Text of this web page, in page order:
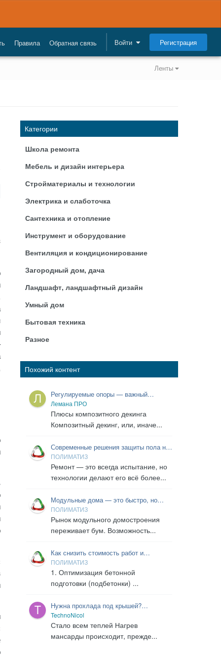
Правила Обратная связь Войти Регистрация
Ленты
Категории
Школа ремонта
Мебель и дизайн интерьера
Стройматериалы и технологии
Электрика и слаботочка
Сантехника и отопление
Инструмент и оборудование
Вентиляция и кондиционирование
Загородный дом, дача
Ландшафт, ландшафтный дизайн
Умный дом
Бытовая техника
Разное
Похожий контент
Регулируемые опоры — важный
элемент для установки террасы своими
руками
Лемана ПРО
Плюсы композитного декинга
Композитный декинг, или, иначе...
Современные решения защиты пола на
время ремонта
ПОЛИМАТИЗ
Ремонт — это всегда испытание, но
технологии делают его всё более...
Модульные дома — это быстро, но
надежно ли? Разбираем «начинку»:
кровельный пирог и магию мембран
ПОЛИМАТИЗ
Рынок модульного домостроения
переживает бум. Возможность...
Как снизить стоимость работ и
материалов на бетонной подготовке и
гидроизоляции?
ПОЛИМАТИЗ
1. Оптимизация бетонной
подготовки (подбетонки) ...
Нужна прохлада под крышей?
Утепляйте!
TechnoNicol
Стало всем теплей Нагрев
мансарды происходит, прежде...